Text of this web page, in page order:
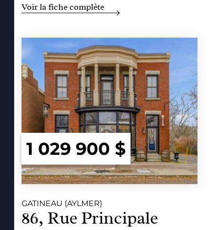
Voir la fiche complète
1 029 900 $
GATINEAU (AYLMER)
86, Rue Principale